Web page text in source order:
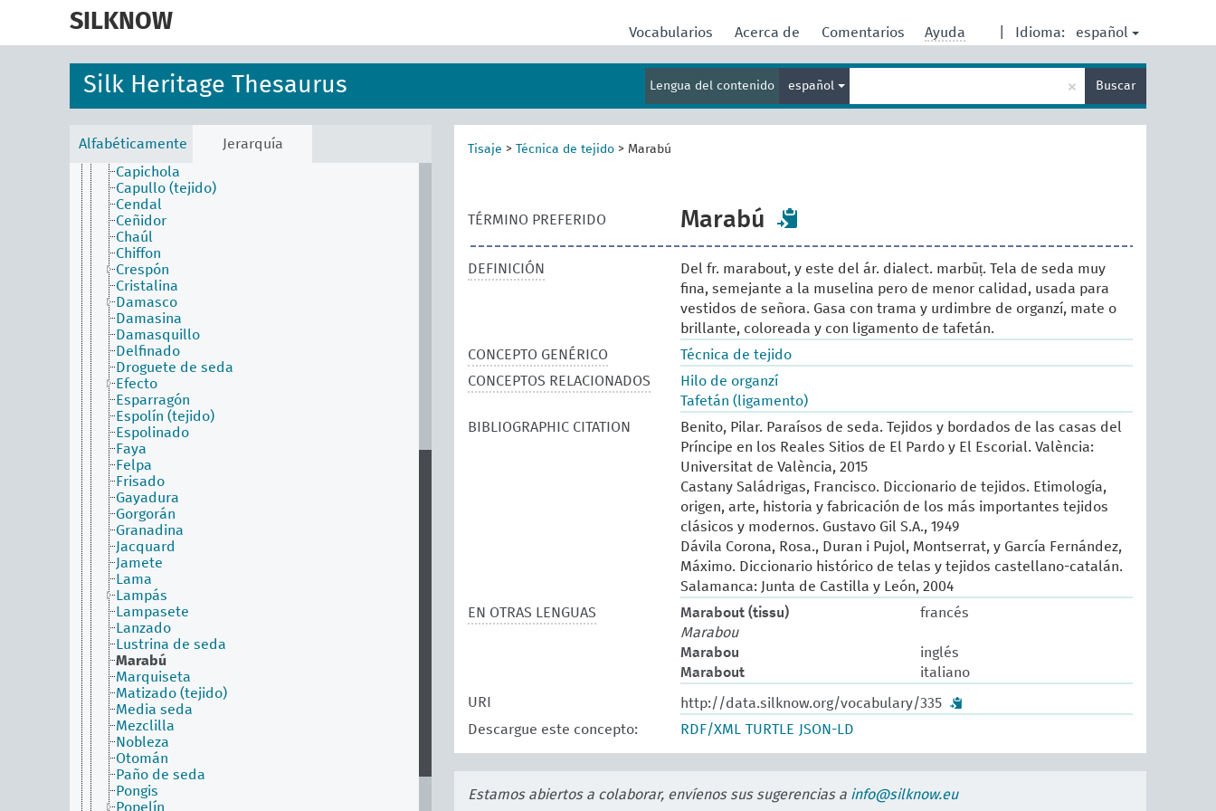
SILKNOW Idioma: español
Vocabularios Acerca de Comentarios Ayuda
Silk Heritage Thesaurus Lengua del contenido español
term
× Buscar
Alfabéticamente Jerarquía
Belelachs
Bordón
Brocatel
Burato
Calquier
Camocán
Capichola
Capullo (tejido)
Cendal
Ceñidor
Chaúl
Chiffon
Crespón
Cristalina
Damasco
Damasina
Damasquillo
Delfinado
Droguete de seda
Efecto
Esparragón
Espolín (tejido)
Espolinado
Faya
Felpa
Frisado
Gayadura
Gorgorán
Granadina
Jacquard
Jamete
Lama
Lampás
Lampasete
Lanzado
Lustrina de seda
Marabú
Marquiseta
Matizado (tejido)
Media seda
Mezclilla
Nobleza
Otomán
Paño de seda
Pongis
Popelín
Tisaje > Técnica de tejido > Marabú
TÉRMINO PREFERIDO Marabú
DEFINICIÓN
Del fr. marabout, y este del ár. dialect. marbūṭ. Tela de seda muy
fina, semejante a la muselina pero de menor calidad, usada para
vestidos de señora. Gasa con trama y urdimbre de organzí, mate o
brillante, coloreada y con ligamento de tafetán.
CONCEPTO GENÉRICO
Técnica de tejido
CONCEPTOS RELACIONADOS
Hilo de organzí
Tafetán (ligamento)
BIBLIOGRAPHIC CITATION
Benito, Pilar. Paraísos de seda. Tejidos y bordados de las casas del
Príncipe en los Reales Sitios de El Pardo y El Escorial. València:
Universitat de València, 2015
Castany Saládrigas, Francisco. Diccionario de tejidos. Etimología,
origen, arte, historia y fabricación de los más importantes tejidos
clásicos y modernos. Gustavo Gil S.A., 1949
Dávila Corona, Rosa., Duran i Pujol, Montserrat, y García Fernández,
Máximo. Diccionario histórico de telas y tejidos castellano-catalán.
Salamanca: Junta de Castilla y León, 2004
EN OTRAS LENGUAS
Marabout (tissu)
francés
Marabou
Marabou
inglés
Marabout
italiano
URI
http://data.silknow.org/vocabulary/335
Descargue este concepto:
RDF/XML TURTLE JSON-LD
Estamos abiertos a colaborar, envíenos sus sugerencias a info@silknow.eu